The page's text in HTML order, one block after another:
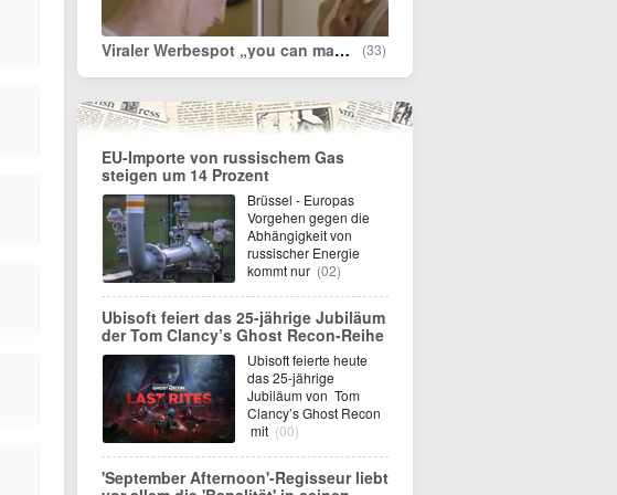
Viraler Werbespot „you can make it“ (33)
EU-Importe von russischem Gas
steigen um 14 Prozent
Brüssel - Europas
Vorgehen gegen die
Abhängigkeit von
russischer Energie
kommt nur (02)
Ubisoft feiert das 25-jährige Jubiläum
der Tom Clancy’s Ghost Recon-Reihe
Ubisoft feierte heute
das 25-jährige
Jubiläum von Tom
Clancy’s Ghost Recon
mit (00)
'September Afternoon'-Regisseur liebt